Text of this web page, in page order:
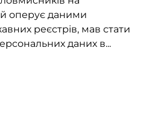
оперує даними
реєстрів, мав стати
даних в...